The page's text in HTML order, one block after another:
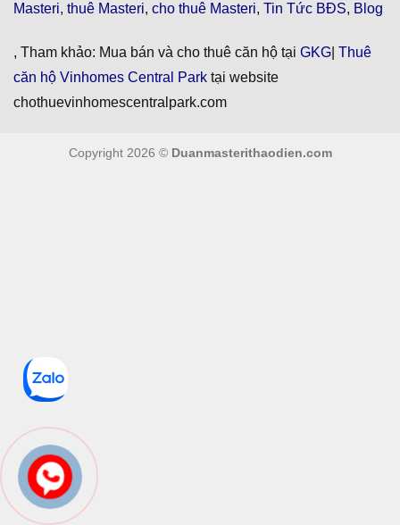
Masteri, thuê Masteri, cho thuê Masteri, Tin Tức BĐS, Blog
, Tham khảo: Mua bán và cho thuê căn hộ tại GKG Thuê
căn hộ Vinhomes Central Park tại website
chothuevinhomescentralpark.com
Copyright 2026 © Duanmasterithaodien.com